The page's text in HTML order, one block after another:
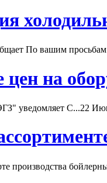
По вашим
на
уведомляет С...22
производства